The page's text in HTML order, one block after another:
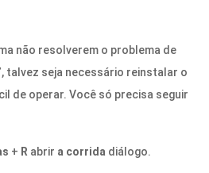
não resolverem o problema de
talvez seja necessário reinstalar o
de operar. Você só precisa seguir
+ R abrir a corrida diálogo.